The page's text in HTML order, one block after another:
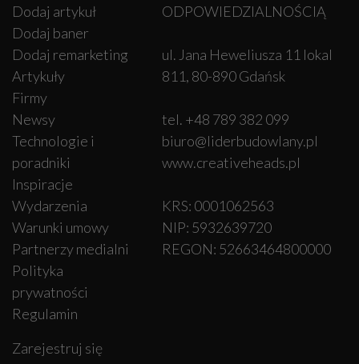
Dodaj artykuł
Dodaj baner
Dodaj remarketing
Artykuły
Firmy
Newsy
Technologie i
poradniki
Inspiracje
Wydarzenia
Warunki umowy
Partnerzy medialni
Polityka
prywatności
Regulamin
Zarejestruj się
ODPOWIEDZIALNOŚCIĄ
ul. Jana Heweliusza 11 lokal
811, 80-890 Gdańsk
tel. +48 789 382 099
biuro@liderbudowlany.pl
www.creativeheads.pl
KRS: 0001062563
NIP: 5932639720
REGON: 52663464800000